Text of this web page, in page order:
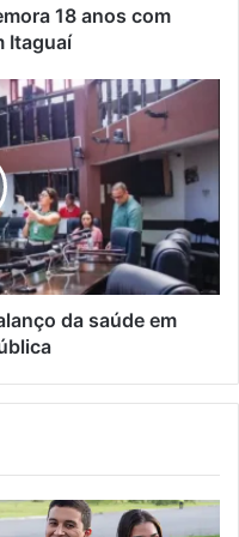
18 anos com
Itaguaí
da saúde em